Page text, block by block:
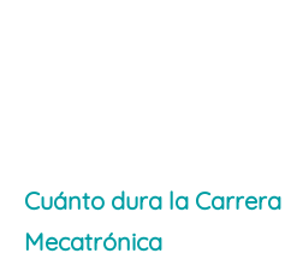
Cuánto dura la Carrera
Mecatrónica